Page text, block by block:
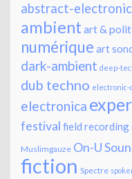
abstract-electronic
ambient art &
numérique art
dark-ambient deep-
dub techno electronic-
electronica
festival field recording
Muslimgauze On-U
fiction Spectre